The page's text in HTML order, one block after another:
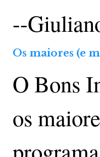
--
Os maiores (e
O Bons
os